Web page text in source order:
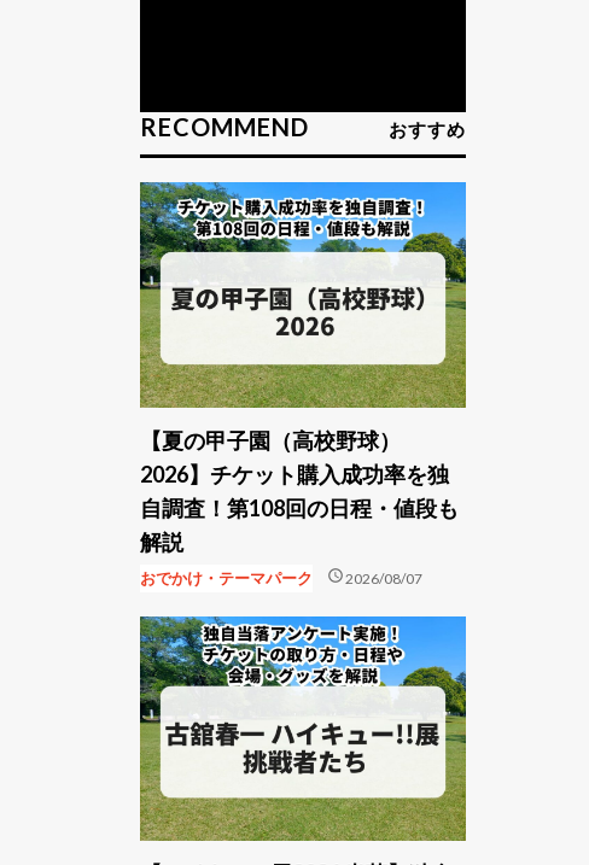
RECOMMEND おすすめ
【夏の甲子園（高校野球）
2026】チケット購入成功率を独
自調査！第108回の日程・値段も
解説
おでかけ・テーマパーク schedule2026/08/07